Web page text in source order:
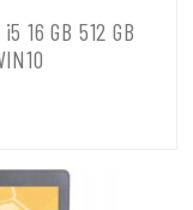
16 GB 512 GB